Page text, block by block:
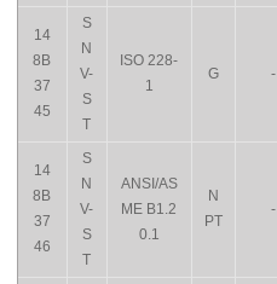
14
8B
37
45
S
N
V-
S
T
ISO 228-
1
G -
14
8B
37
46
S
N
V-
S
T
ANSI/AS
ME B1.2
0.1
N
PT
-